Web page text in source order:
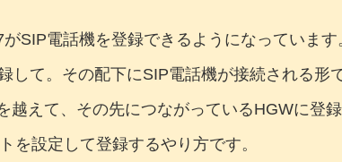
SIP電話機を登録できるようになっています
て。その配下にSIP電話機が接続される形
えて、その先につながっているHGWに登
を設定して登録するやり方です。